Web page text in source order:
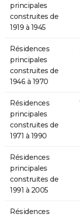
principales
construites de
1919 à 1945
Résidences
principales
construites de
1946 à 1970
Résidences
principales
construites de
1971 à 1990
Résidences
principales
construites de
1991 à 2005
Résidences